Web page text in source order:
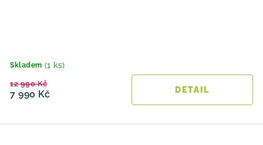
Skladem (1 ks)
7 990 Kč
12 990 Kč